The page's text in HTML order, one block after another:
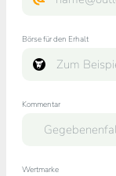
Börse für den Erhalt
Kommentar
Wertmarke